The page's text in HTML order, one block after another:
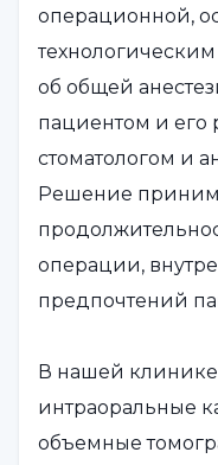
операционной,
об общей
пациентом и его
стоматологом и
Решение
операции,
предпочтений
В нашей клинике
интраоральные
объемные